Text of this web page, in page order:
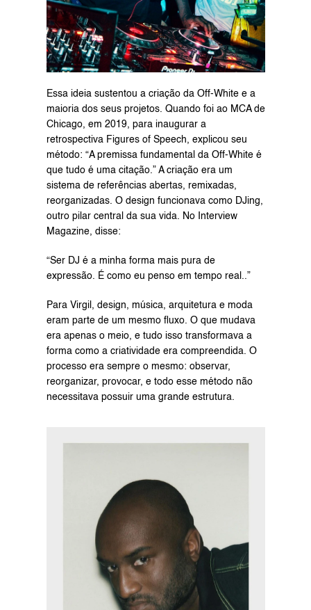
Essa ideia sustentou a criação da Off-White e a
maioria dos seus projetos. Quando foi ao MCA de
Chicago, em 2019, para inaugurar a
retrospectiva Figures of Speech, explicou seu
método: “A premissa fundamental da Off-White é
que tudo é uma citação.” A criação era um
sistema de referências abertas, remixadas,
reorganizadas. O design funcionava como DJing,
outro pilar central da sua vida. No Interview
Magazine, disse:
“Ser DJ é a minha forma mais pura de
expressão. É como eu penso em tempo real..”
Para Virgil, design, música, arquitetura e moda
eram parte de um mesmo fluxo. O que mudava
era apenas o meio, e tudo isso transformava a
forma como a criatividade era compreendida. O
processo era sempre o mesmo: observar,
reorganizar, provocar, e todo esse método não
necessitava possuir uma grande estrutura.